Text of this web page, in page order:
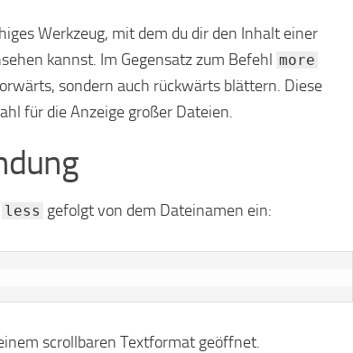
Werkzeug, mit dem du dir den Inhalt einer
kannst. Im Gegensatz zum Befehl more
sondern auch rückwärts blättern. Diese
für die Anzeige großer Dateien.
less gefolgt von dem Dateinamen ein:
scrollbaren Textformat geöffnet.